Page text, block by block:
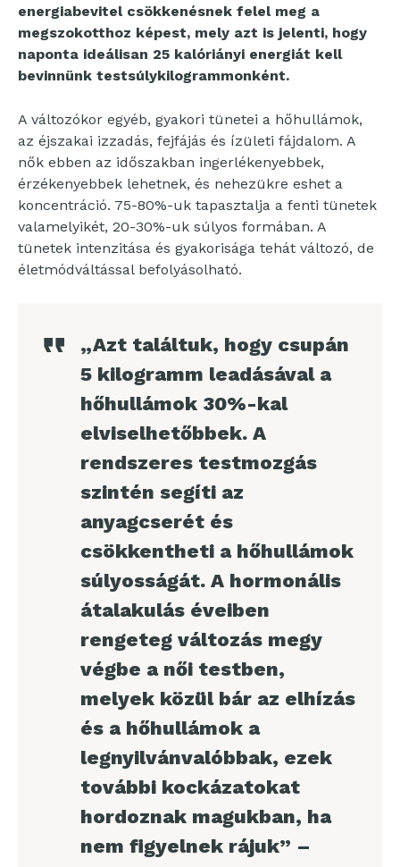
energiabevitel csökkenésnek felel meg a
megszokotthoz képest, mely azt is jelenti, hogy
naponta ideálisan 25 kalóriányi energiát kell
bevinnünk testsúlykilogrammonként.
A változókor egyéb, gyakori tünetei a hőhullámok,
az éjszakai izzadás, fejfájás és ízületi fájdalom. A
nők ebben az időszakban ingerlékenyebbek,
érzékenyebbek lehetnek, és nehezükre eshet a
koncentráció. 75-80%-uk tapasztalja a fenti tünetek
valamelyikét, 20-30%-uk súlyos formában. A
tünetek intenzitása és gyakorisága tehát változó, de
életmódváltással befolyásolható.
„Azt találtuk, hogy csupán
5 kilogramm leadásával a
hőhullámok 30%-kal
elviselhetőbbek. A
rendszeres testmozgás
szintén segíti az
anyagcserét és
csökkentheti a hőhullámok
súlyosságát. A hormonális
átalakulás éveiben
rengeteg változás megy
végbe a női testben,
melyek közül bár az elhízás
és a hőhullámok a
legnyilvánvalóbbak, ezek
további kockázatokat
hordoznak magukban, ha
nem figyelnek rájuk” –